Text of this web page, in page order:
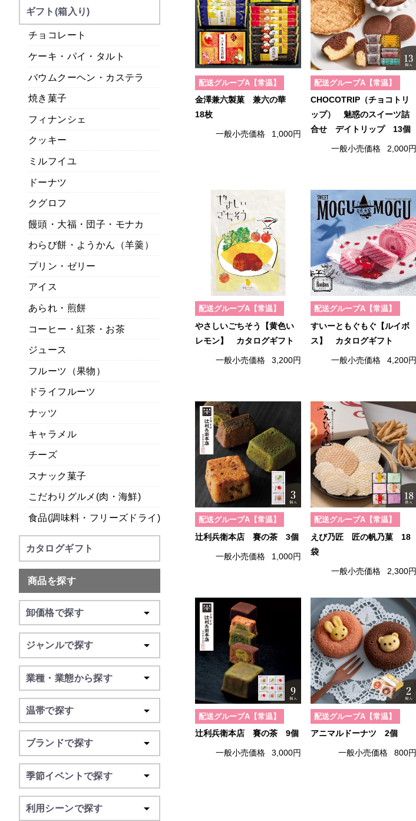
配送グループA【常温】
金澤兼六製菓 兼六の華
18枚
一般小売価格 1,000円
配送グループA【常温】
CHOCOTRIP（チョコトリ
ップ） 魅惑のスイーツ詰
合せ デイトリップ 13個
一般小売価格 2,000円
配送グループA【常温】
やさしいごちそう【黄色い
レモン】 カタログギフト
一般小売価格 3,200円
配送グループA【常温】
すいーともぐもぐ【ルイボ
ス】 カタログギフト
一般小売価格 4,200円
配送グループA【常温】
辻利兵衛本店 賽の茶 3個
一般小売価格 1,000円
配送グループA【常温】
えび乃匠 匠の帆乃菓 18
袋
一般小売価格 2,300円
配送グループA【常温】
辻利兵衛本店 賽の茶 9個
一般小売価格 3,000円
配送グループA【常温】
アニマルドーナツ 2個
一般小売価格 800円
ギフト(箱入り)
チョコレート
ケーキ・パイ・タルト
バウムクーヘン・カステラ
焼き菓子
フィナンシェ
クッキー
ミルフイユ
ドーナツ
クグロフ
饅頭・大福・団子・モナカ
わらび餅・ようかん（羊羹）
プリン・ゼリー
アイス
あられ・煎餅
コーヒー・紅茶・お茶
ジュース
フルーツ（果物）
ドライフルーツ
ナッツ
キャラメル
チーズ
スナック菓子
こだわりグルメ(肉・海鮮)
食品(調味料・フリーズドライ)
カタログギフト
商品を探す
卸価格で探す
ジャンルで探す
業種・業態から探す
温帯で探す
ブランドで探す
季節イベントで探す
利用シーンで探す